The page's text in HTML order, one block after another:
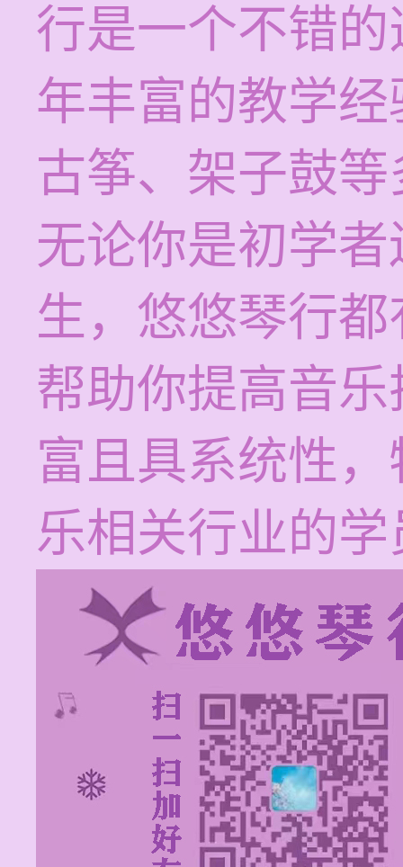
行是一个不错
年丰富的教学
古筝、架子鼓
无论你是初学
生，悠悠琴行
帮助你提高音
富且具系统性
乐相关行业的学